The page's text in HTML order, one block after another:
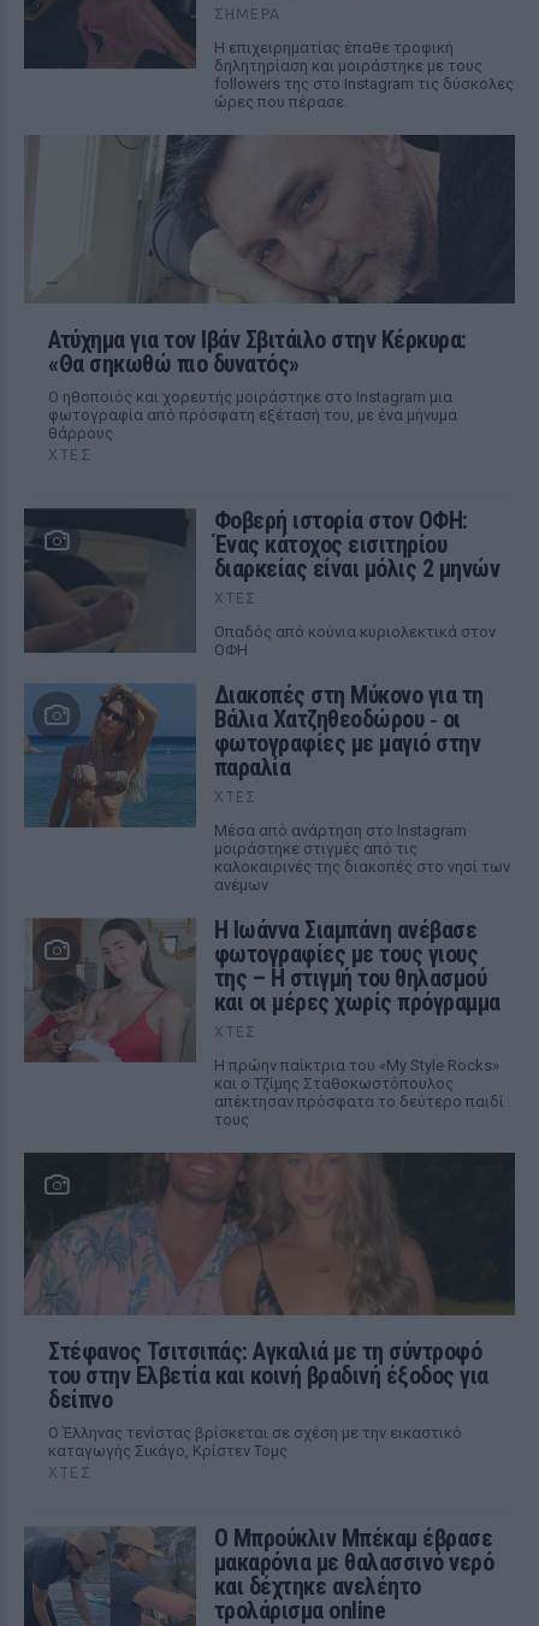
ΣΉΜΕΡΑ
Η επιχειρηματίας έπαθε τροφική
δηλητηρίαση και μοιράστηκε με τους
followers της στο Instagram τις δύσκολες
ώρες που πέρασε.
Ατύχημα για τον Ιβάν Σβιτάιλο στην Κέρκυρα:
«Θα σηκωθώ πιο δυνατός»
Ο ηθοποιός και χορευτής μοιράστηκε στο Instagram μια
φωτογραφία από πρόσφατη εξέτασή του, με ένα μήνυμα
θάρρους
ΧΤΕΣ
Φοβερή ιστορία στον ΟΦΗ:
Ένας κάτοχος εισιτηρίου
διαρκείας είναι μόλις 2 μηνών
ΧΤΕΣ
Οπαδός από κούνια κυριολεκτικά στον
ΟΦΗ
Διακοπές στη Μύκονο για τη
Βάλια Χατζηθεοδώρου ‑ οι
φωτογραφίες με μαγιό στην
παραλία
ΧΤΕΣ
Μέσα από ανάρτηση στο Instagram
μοιράστηκε στιγμές από τις
καλοκαιρινές της διακοπές στο νησί των
ανέμων
H Ιωάννα Σιαμπάνη ανέβασε
φωτογραφίες με τους γιους
της – Η στιγμή του θηλασμού
και οι μέρες χωρίς πρόγραμμα
ΧΤΕΣ
Η πρώην παίκτρια του «My Style Rocks»
και ο Τζίμης Σταθοκωστόπουλος
απέκτησαν πρόσφατα το δεύτερο παιδί
τους
Στέφανος Τσιτσιπάς: Αγκαλιά με τη σύντροφό
του στην Ελβετία και κοινή βραδινή έξοδος για
δείπνο
Ο Έλληνας τενίστας βρίσκεται σε σχέση με την εικαστικό
καταγωγής Σικάγο, Κρίστεν Τομς
ΧΤΕΣ
Ο Μπρούκλιν Μπέκαμ έβρασε
μακαρόνια με θαλασσινό νερό
και δέχτηκε ανελέητο
τρολάρισμα online